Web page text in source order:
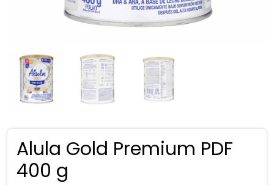
Alula Gold Premium PDF
400 g